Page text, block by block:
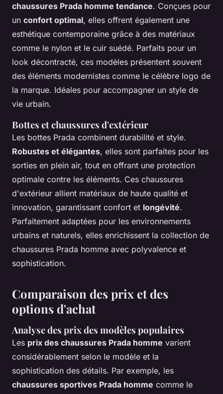
chaussures Prada homme tendance. Conçues pour
un confort optimal, elles offrent également une
esthétique contemporaine grâce à des matériaux
comme le nylon et le cuir suédé. Parfaits pour un
look décontracté, ces modèles présentent souvent
des éléments modernistes comme le célèbre logo de
la marque. Idéales pour accompagner un style de
vie urbain.
Bottes et chaussures d'extérieur
Les bottes Prada combinent durabilité et style.
Robustes et élégantes, elles sont parfaites pour les
sorties en plein air, tout en offrant une protection
optimale contre les éléments. Ces chaussures
d'extérieur allient matériaux de haute qualité et
innovation, garantissant confort et longévité.
Parfaitement adaptées pour les environnements
urbains et naturels, elles enrichissent la collection de
chaussures Prada homme avec polyvalence et
sophistication.
Comparaison des prix et des
options d'achat
Analyse des prix des modèles populaires
Les prix des chaussures Prada homme varient
considérablement selon le modèle et la
sophistication des détails. Par exemple, les
chaussures sportives Prada homme comme le